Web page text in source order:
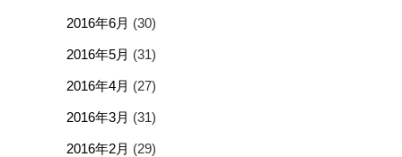
2016年6月 (30)
2016年5月 (31)
2016年4月 (27)
2016年3月 (31)
2016年2月 (29)